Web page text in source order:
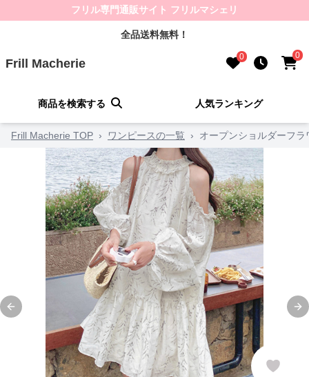
フリル専門通販サイト フリルマシェリ
全品送料無料！
Frill Macherie 0 0
商品を検索する 人気ランキング
Frill Macherie TOP › ワンピースの一覧 › オープンショルダーフ
Previous slide